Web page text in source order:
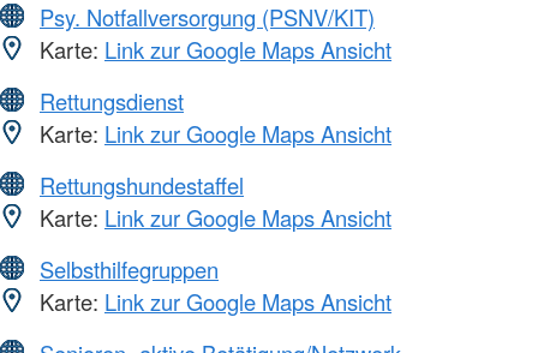
Psy. Notfallversorgung (PSNV/KIT)
Karte: Link zur Google Maps Ansicht
Rettungsdienst
Karte: Link zur Google Maps Ansicht
Rettungshundestaffel
Karte: Link zur Google Maps Ansicht
Selbsthilfegruppen
Karte: Link zur Google Maps Ansicht